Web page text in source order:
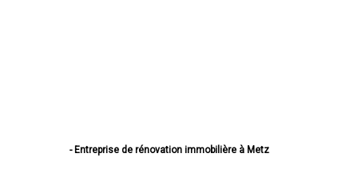
- Entreprise de rénovation immobilière à Metz